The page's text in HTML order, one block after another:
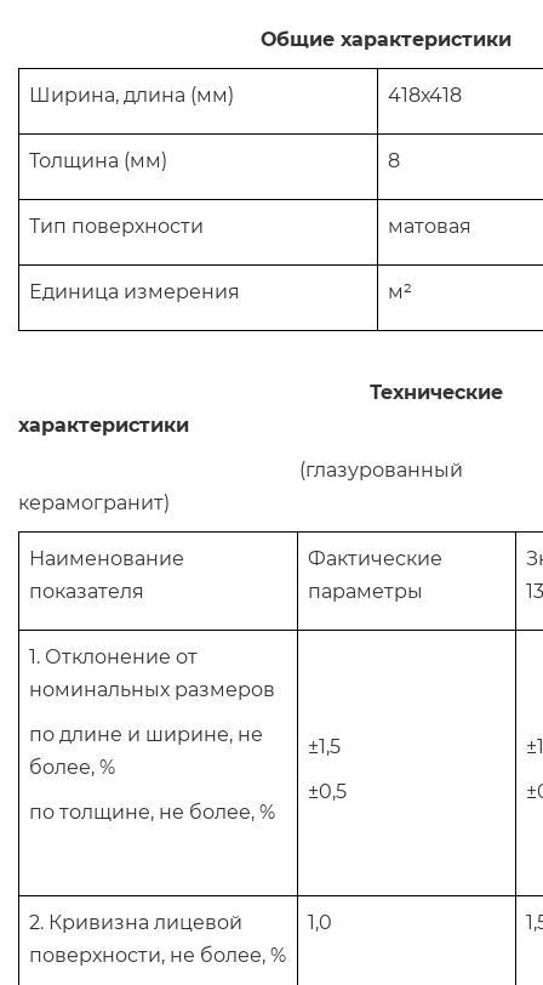
Общие характеристики
Ширина, длина (мм) 418х418
Толщина (мм) 8
Тип поверхности матовая
Единица измерения м²
Технические
характеристики
(глазурованный
керамогранит)
Наименование
показателя
Фактические
параметры
1. Отклонение от
номинальных размеров
по длине и ширине, не
более, %
по толщине, не более, %
±1,5
±0,5
2. Кривизна лицевой
поверхности, не более, %
1,0